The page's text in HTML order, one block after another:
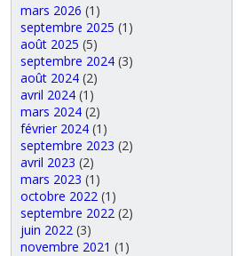
mars 2026 (1)
septembre 2025 (1)
août 2025 (5)
septembre 2024(3)
août 2024(2)
avril 2024(1)
mars 2024(2)
février 2024(1)
septembre 2023 (2)
avril 2023 (2)
mars 2023 (1)
octobre 2022 (1)
septembre 2022 (2)
juin 2022 (3)
novembre 2021 (1)